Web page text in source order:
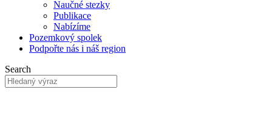
Naučné stezky
Publikace
Nabízíme
Pozemkový spolek
Podpořte nás i náš region
Search